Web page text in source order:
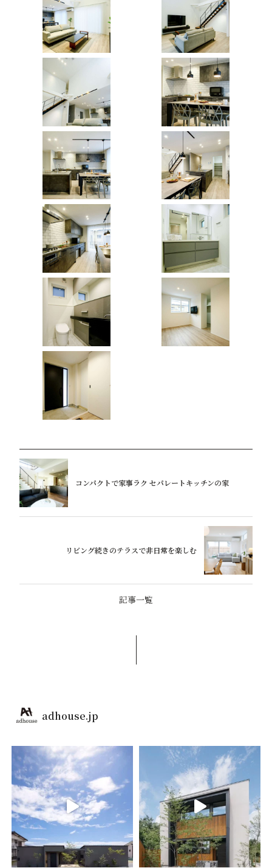
コンパクトで家事ラク セパレートキッチンの家
記事一覧
リビング続きのテラスで非日常を楽しむ
adhouse.jp